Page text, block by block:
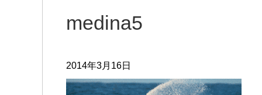
medina5
2014年3月16日